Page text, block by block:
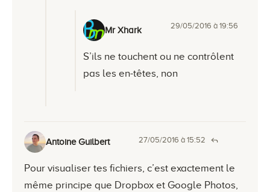
Mr Xhark 29/05/2016 à 19:56
S’ils ne touchent ou ne contrôlent
pas les en-têtes, non
Antoine Guilbert 27/05/2016 à 15:52
Pour visualiser tes fichiers, c’est exactement le
même principe que Dropbox et Google Photos,